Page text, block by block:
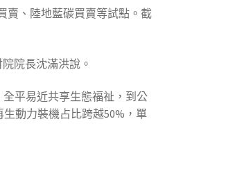
賣、陸地藍碳買賣等試點。截
院長沈滿洪說。
平易近共享生態福祉，到公
動力裝機占比跨越50%，單